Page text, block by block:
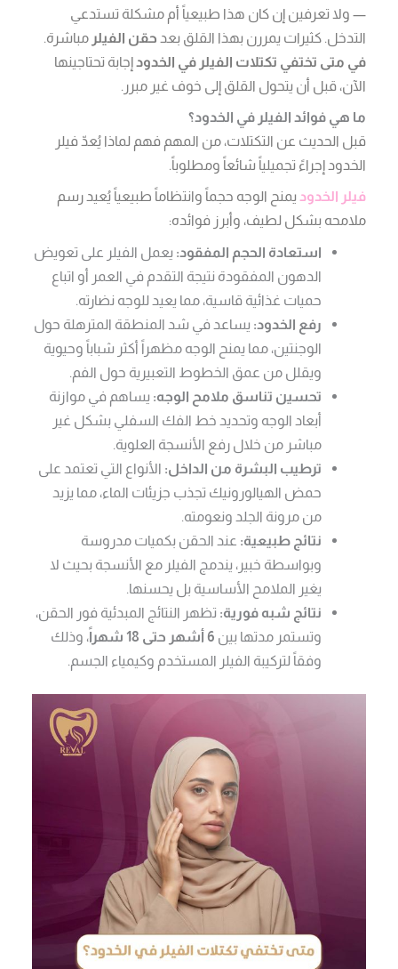
— ولا تعرفين إن كان هذا طبيعياً أم مشكلة تستدعي
التدخل. كثيرات يمررن بهذا القلق بعد حقن الفيلر مباشرة.
في متى تختفي تكتلات الفيلر في الخدودإجابة تحتاجينها
الآن، قبل أن يتحول القلق إلى خوف غير مبرر.
ما هي فوائد الفيلر في الخدود؟
قبل الحديث عن التكتلات، من المهم فهم لماذا يُعدّ فيلر
الخدود إجراءً تجميلياً شائعاً ومطلوباً.
فيلر الخدود يمنح الوجه حجماً وانتظاماً طبيعياً يُعيد رسم
ملامحه بشكل لطيف، وأبرز فوائده:
استعادة الحجم المفقود: يعمل الفيلر على تعويض
الدهون المفقودة نتيجة التقدم في العمر أو اتباع
حميات غذائية قاسية، مما يعيد للوجه نضارته.
رفع الخدود: يساعد في شد المنطقة المترهلة حول
الوجنتين، مما يمنح الوجه مظهراً أكثر شباباً وحيوية
ويقلل من عمق الخطوط التعبيرية حول الفم.
تحسين تناسق ملامح الوجه: يساهم في موازنة
أبعاد الوجه وتحديد خط الفك السفلي بشكل غير
مباشر من خلال رفع الأنسجة العلوية.
ترطيب البشرة من الداخل: الأنواع التي تعتمد على
حمض الهيالورونيك تجذب جزيئات الماء، مما يزيد
من مرونة الجلد ونعومته.
نتائج طبيعية: عند الحقن بكميات مدروسة
وبواسطة خبير، يندمج الفيلر مع الأنسجة بحيث لا
يغير الملامح الأساسية بل يحسنها.
نتائج شبه فورية: تظهر النتائج المبدئية فور الحقن،
وتستمر مدتها بين 6 أشهر حتى 18 شهراً
، وذلك
وفقاً لتركيبة الفيلر المستخدم وكيمياء الجسم.